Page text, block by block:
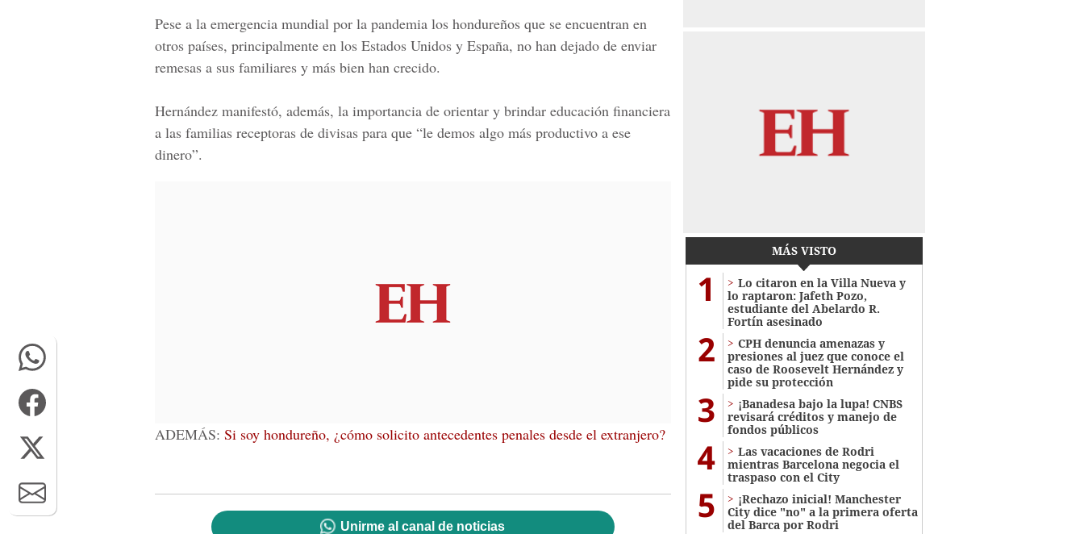
Pese a la emergencia mundial por la pandemia los hondureños que se encuentran en
otros países, principalmente en los Estados Unidos y España, no han dejado de enviar
remesas a sus familiares y más bien han crecido.
Hernández manifestó, además, la importancia de orientar y brindar educación financiera
a las familias receptoras de divisas para que “le demos algo más productivo a ese
dinero”.
ADEMÁS: Si soy hondureño, ¿cómo solicito antecedentes penales desde el extranjero?
Unirme al canal de noticias
MÁS VISTO
1
Lo citaron en la Villa Nueva y
lo raptaron: Jafeth Pozo,
estudiante del Abelardo R.
Fortín asesinado
2
CPH denuncia amenazas y
presiones al juez que conoce el
caso de Roosevelt Hernández y
pide su protección
3
¡Banadesa bajo la lupa! CNBS
revisará créditos y manejo de
fondos públicos
4
Las vacaciones de Rodri
mientras Barcelona negocia el
traspaso con el City
5
¡Rechazo inicial! Manchester
City dice "no" a la primera oferta
del Barca por Rodri